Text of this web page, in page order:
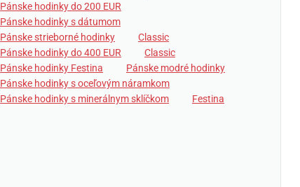
Pánske hodinky do 200 EUR
Pánske hodinky s dátumom
Pánske strieborné hodinky
Classic
Pánske hodinky do 400 EUR
Classic
Pánske hodinky Festina
Pánske modré hodinky
Pánske hodinky s oceľovým náramkom
Pánske hodinky s minerálnym sklíčkom
Festina